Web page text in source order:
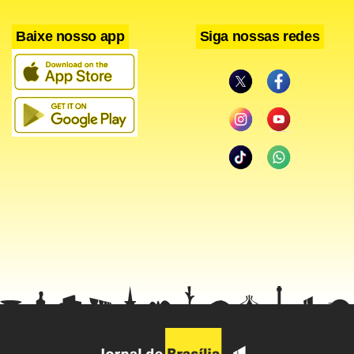
(Bacharelado)
Suya Maia de Sa – Ciências Naturais (Licenciatura)
Tayrone Medeiros Rolim – Gestão de Agronegócios
(Bacharelado)
Victor de Oliveira Ferreira – Ciências Naturais (Licenciatura)
dono de estabelecimento comercial em
Baixe nosso app Siga nossas redes